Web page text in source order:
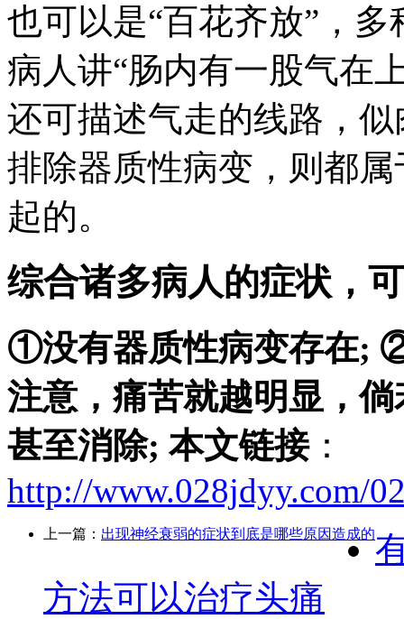
也可以是“百花齐放”，
病人讲“肠内有一股气在
还可描述气走的线路，
排除器质性病变，则都
起的。
综合诸多病人的症状，
①没有器质性病变存在;
注意，痛苦就越明显，
甚至消除; 本文链接：
http://www.028jdyy.com/
上一篇： 出现神经衰弱的症状到底是哪些原因造成的
方法可以治疗头痛